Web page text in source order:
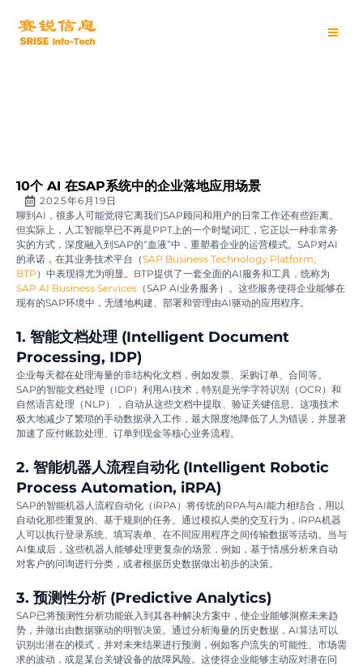
10个 AI 在SAP系统中的企业落地应用场景
2025年6月19日
聊到AI，很多人可能觉得它离我们SAP顾问和用户的日常工作还有些距离。
但实际上，人工智能早已不再是PPT上的一个时髦词汇，它正以一种非常务
实的方式，深度融入到SAP的“血液”中，重塑着企业的运营模式。SAP对AI
的承诺，在其业务技术平台（SAP Business Technology Platform,
BTP ）中表现得尤为明显。BTP提供了一套全面的AI服务和工具，统称为
SAP AI Business Services （SAP AI业务服务）。这些服务使得企业能够在
现有的SAP环境中，无缝地构建、部署和管理由AI驱动的应用程序。
1. 智能文档处理 (Intelligent Document
Processing, IDP)
企业每天都在处理海量的非结构化文档，例如发票、采购订单、合同等。
SAP的智能文档处理（IDP）利用AI技术，特别是光学字符识别（OCR）和
自然语言处理（NLP），自动从这些文档中提取、验证关键信息。这项技术
极大地减少了繁琐的手动数据录入工作，最大限度地降低了人为错误，并显著
加速了应付账款处理、订单到现金等核心业务流程。
2. 智能机器人流程自动化 (Intelligent Robotic
Process Automation, iRPA)
SAP的智能机器人流程自动化（iRPA）将传统的RPA与AI能力相结合，用以
自动化那些重复的、基于规则的任务。通过模拟人类的交互行为，iRPA机器
人可以执行登录系统、填写表单、在不同应用程序之间传输数据等活动。当与
AI集成后，这些机器人能够处理更复杂的场景，例如，基于情感分析来自动
对客户的问询进行分类，或者根据历史数据做出初步的决策。
3. 预测性分析 (Predictive Analytics)
SAP已将预测性分析功能嵌入到其各种解决方案中，使企业能够洞察未来趋
势，并做出由数据驱动的明智决策。通过分析海量的历史数据，AI算法可以
识别出潜在的模式，并对未来结果进行预测，例如客户流失的可能性、市场需
求的波动，或是某台关键设备的故障风险。这使得企业能够主动应对潜在问